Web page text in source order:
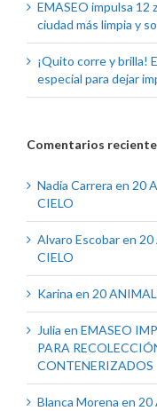
EMASEO impulsa 12
ciudad más limpia y
¡Quito corre y brilla!
especial para dejar
Comentarios
Nadia Carrera en 20
CIELO
Alvaro Escobaren 20
CIELO
Karina en 20
Julia en EMASEO
PARA
CONTENERIZADOS
Blanca Morena en 20